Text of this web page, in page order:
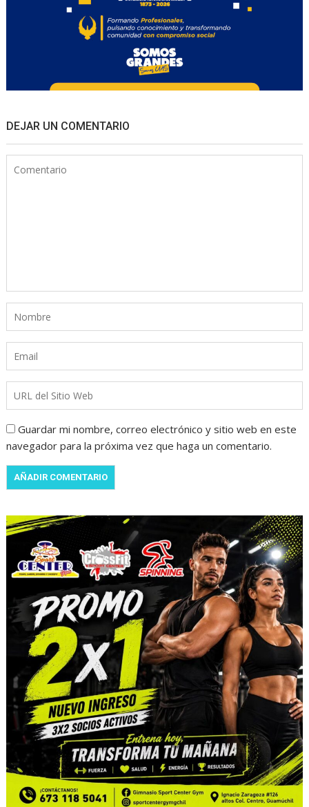
DEJAR UN COMENTARIO
Guardar mi nombre, correo electrónico y sitio web en este
navegador para la próxima vez que haga un comentario.